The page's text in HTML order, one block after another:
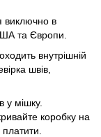
виключно в
та Європи.
внутрішній
швів,
у мішку.
коробку на